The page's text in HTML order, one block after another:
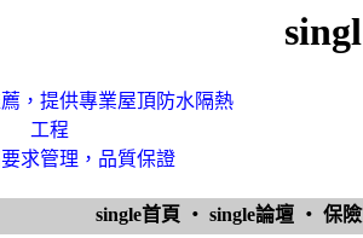
，提供專業屋頂防水隔熱
工程
求管理，品質保證
single首頁 ‧ single論壇 ‧ 保